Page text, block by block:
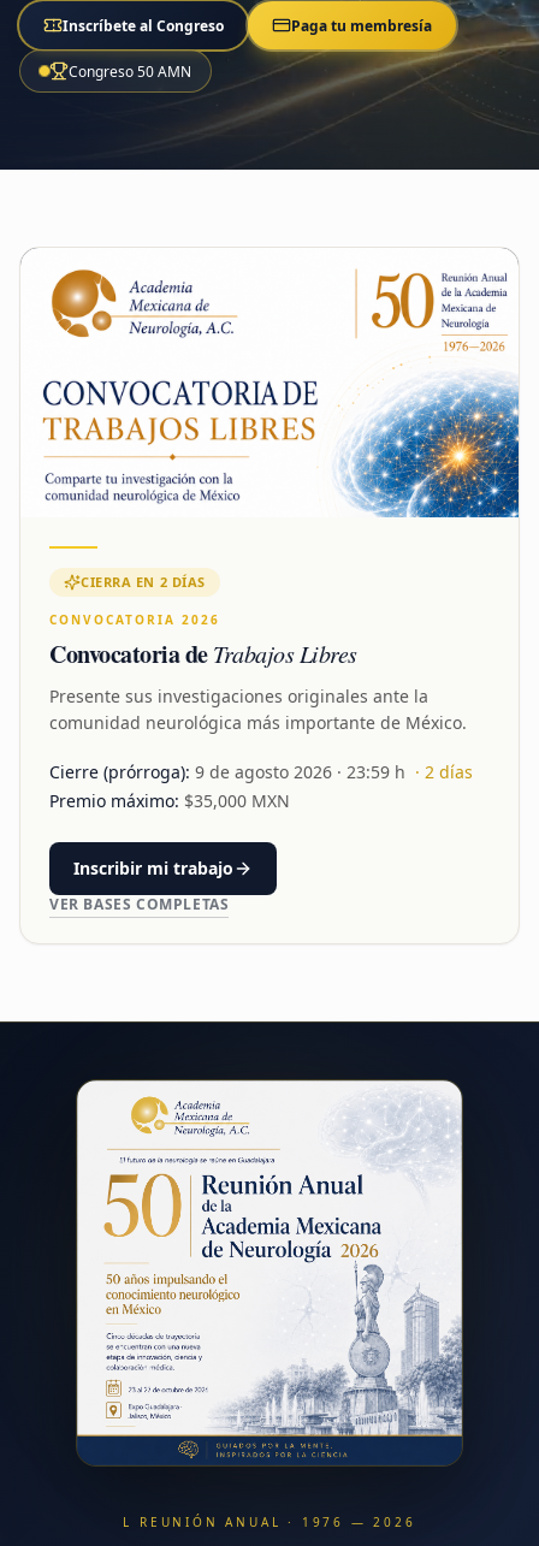
Inscríbete al Congreso Paga tu membresía
Congreso 50 AMN
CIERRA EN 2 DÍAS
CONVOCATORIA 2026
Convocatoria deTrabajos Libres
Presente sus investigaciones originales ante la
comunidad neurológica más importante de México.
Cierre (prórroga): 9 de agosto 2026 · 23:59 h · 2 días
Premio máximo: $35,000 MXN
Inscribir mi trabajo
VER BASES COMPLETAS
L REUNIÓN ANUAL · 1976 — 2026